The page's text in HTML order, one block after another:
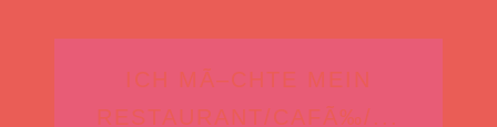
ICH MÃ–CHTE MEIN
RESTAURANT/CAFÃ‰/...